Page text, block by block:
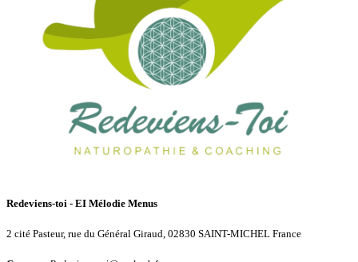
Redeviens-toi - EI Mélodie Menus
2 cité Pasteur, rue du Général Giraud, 02830 SAINT-MICHEL France